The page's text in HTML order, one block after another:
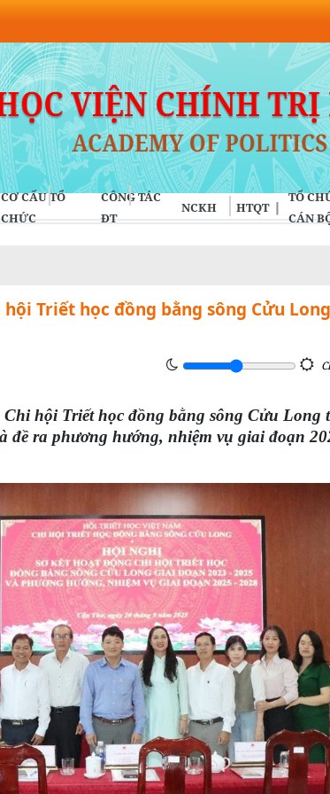
CƠ CẤU TỔ
CHỨC
CÔNG TÁC
ĐT
NCKH HTQT
TỔ
CÁN
Triết học đồng bằng sông Cửu
hội Triết học đồng bằng sông Cửu Long
đề ra phương hướng, nhiệm vụ giai đoạn